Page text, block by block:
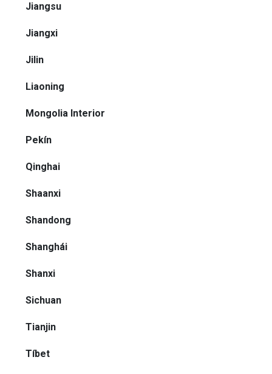
Jiangsu
Jiangxi
Jilin
Liaoning
Mongolia Interior
Pekín
Qinghai
Shaanxi
Shandong
Shanghái
Shanxi
Sichuan
Tianjin
Tíbet